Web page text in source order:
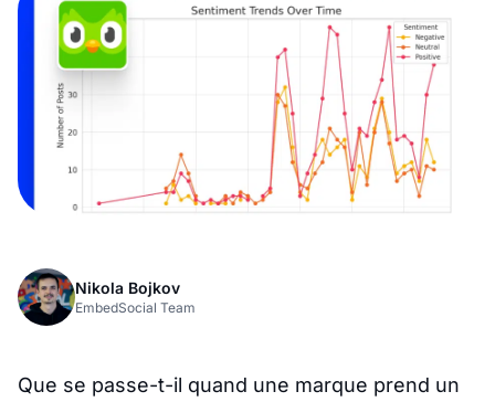
Nikola Bojkov
EmbedSocial Team
Que se passe-t-il quand une marque prend un